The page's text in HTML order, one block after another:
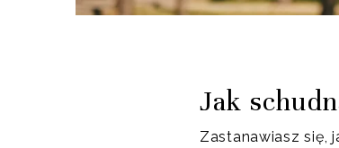
Jak
Zastanawiasz się,